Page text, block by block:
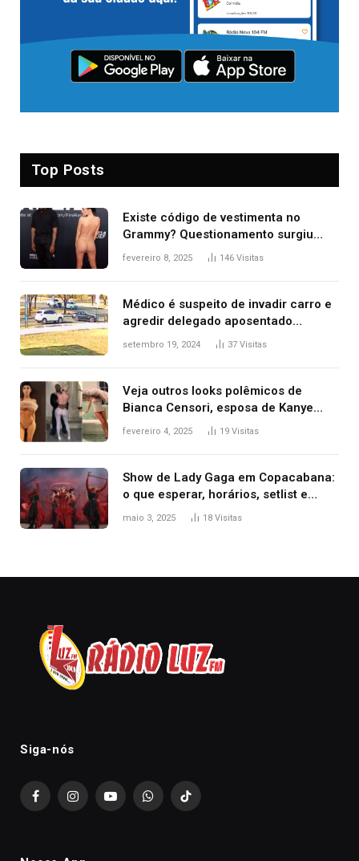
Top Posts
Existe código de vestimenta no
Grammy? Questionamento surgiu
após Bianca Censori, mulher de
fevereiro 8, 2025 146 Visitas
Médico é suspeito de invadir carro e
agredir delegado aposentado
durante confusão no trânsito
setembro 19, 2024 37 Visitas
Veja outros looks polêmicos de
Bianca Censori, esposa de Kanye
West que apareceu nua no Grammy
fevereiro 4, 2025 19 Visitas
Show de Lady Gaga em Copacabana:
o que esperar, horários, setlist e
onde assistir
maio 3, 2025 18 Visitas
Siga-nós
FacebookInstagramYouTubeWhatsAppTikTok